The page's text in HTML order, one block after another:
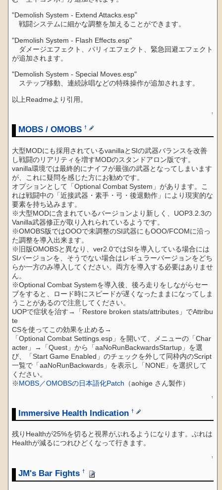
"Demolish System - Extend Attacks.esp"
戦闘システムに細かな調整を加えることができます。
"Demolish System - Flash Effects.esp"
ダメージエフェクト、パリィエフェクト、緊急回避エフェクト
が追加されます。
"Demolish System - Special Moves.esp"
ステップ移動、連続詠唱などの特殊操作が追加されます。
以上Readmeより引用。
↑
MOBS / OMOBS †
大型MODにも採用されているvanillaとSIの武器バランスを改善
し戦闘のリアリティを増すMODのスタンドアロン版です。
vanilla環境では最終的にナイフが最強の武器となってしまいます
が、これに疑問を感じた方にお勧めです。
オプションとして「Optional Combat System」があります。こ
れは戦闘中の「近接武器・素手・弓・後退動作」により現実的な
要素を持ち込みます。
※大型MODに含まれているバージョンより新しく、UOP3.2.3の
Vanilla武器修正が取り入れられているようです。
※OMOBS版ではOOOで未調整のSI武器にもOOO/FCOMに沿っ
た調整を導入出来ます。
※旧版OMOBSと異なり、ver2.0ではSIを導入している場合には
SIバージョンを、そうでない場合はレギュラーバージョンをどち
らか一方のみ導入してください。両方を導入する必要はありませ
ん。
※Optional Combat Systemを導入後、後ろ走りをしながらセー
ブをすると、ロード時にスピードが遅くなったままになってしま
うことがあるので注意してください。
UOPで症状を治す→「Restore broken stats/attributes」でAttribu
te
CSを使ってこの効果を止める→
「Optional Combat Settings.esp」を開いて、メニューの「Char
acter」→「Quest」から「aaNoRunBackwardsStartup」を選
び、「Start Game Enabled」のチェックを外して同枠内のScript
一覧で「aaNoRunBackwards」を表示し「NONE」を選択して
ください。
※MOBS／OMOBSの日本語化Patch （aohige さん製作）
↑
Immersive Health Indication †
残りHealthが25%を切ると視界がぶれるようになります。ぶれは
Healthが減るにつれひどくなって行きます。
↑
JM's Bar Fights †